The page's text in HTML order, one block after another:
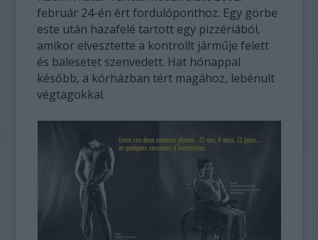
február 24-én ért fordulóponthoz. Egy görbe
este után hazafelé tartott egy pizzériából,
amikor elvesztette a kontrollt járműje felett
és balesetet szenvedett. Hat hónappal
később, a kórházban tért magához, lebénult
végtagokkal.